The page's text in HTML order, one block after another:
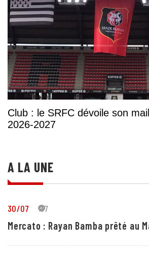
Club : le SRFC dévoile son
2026-2027
A LA UNE
30/07 37
Mercato : Rayan Bamba prêté au